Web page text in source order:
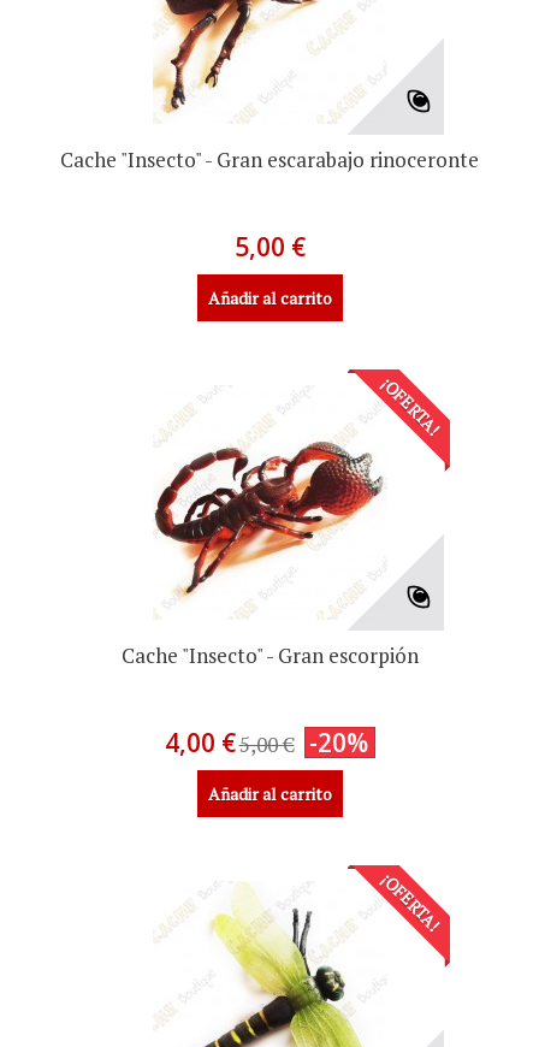
Cache "Insecto" - Gran escarabajo rinoceronte
5,00 €
Añadir al carrito
¡OFERTA!
Cache "Insecto" - Gran escorpión
4,00 €5,00 € -20%
Añadir al carrito
¡OFERTA!